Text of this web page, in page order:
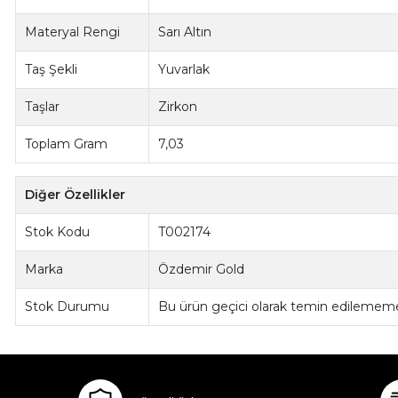
Materyal Rengi Sarı Altın
Taş Şekli Yuvarlak
Taşlar Zirkon
Toplam Gram 7,03
Diğer Özellikler
Stok Kodu T002174
Marka Özdemir Gold
Stok Durumu Bu ürün geçici olarak temin